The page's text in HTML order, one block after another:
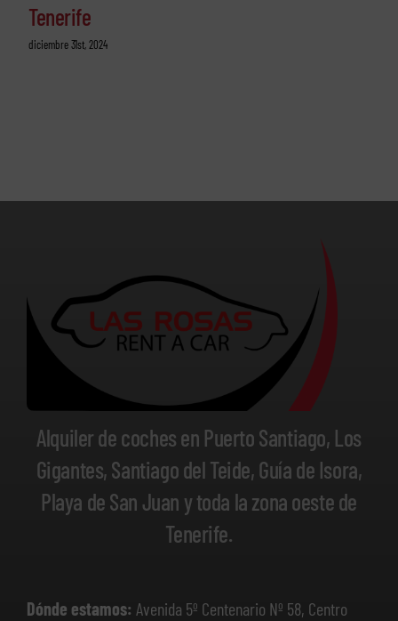
Tenerife
diciembre 31st, 2024
Alquiler de coches en Puerto Santiago, Los
Gigantes, Santiago del Teide, Guía de Isora,
Playa de San Juan y toda la zona oeste de
Tenerife.
Dónde estamos: Avenida 5º Centenario Nº 58, Centro